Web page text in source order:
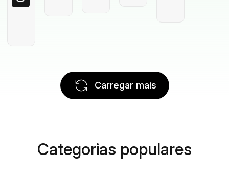
Carregar mais
Categorias populares